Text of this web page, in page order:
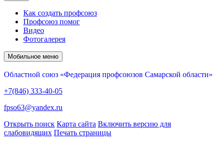
Как создать профсоюз
Профсоюз помог
Видео
Фотогалерея
Мобильное меню
Областной союз «Федерация профсоюзов Самарской области»
+7(846) 333-40-05
fpso63@yandex.ru
Открыть поиск Карта сайта Включить версию для
слабовидящих Печать страницы